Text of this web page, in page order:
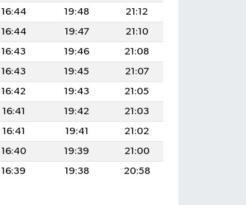
16:44 19:48
21:12
16:44 19:47
21:10
16:43 19:46
21:08
16:43 19:45
21:07
16:42 19:43
21:05
16:41 19:42
21:03
16:41 19:41
21:02
16:40 19:39
21:00
16:39 19:38 20:58